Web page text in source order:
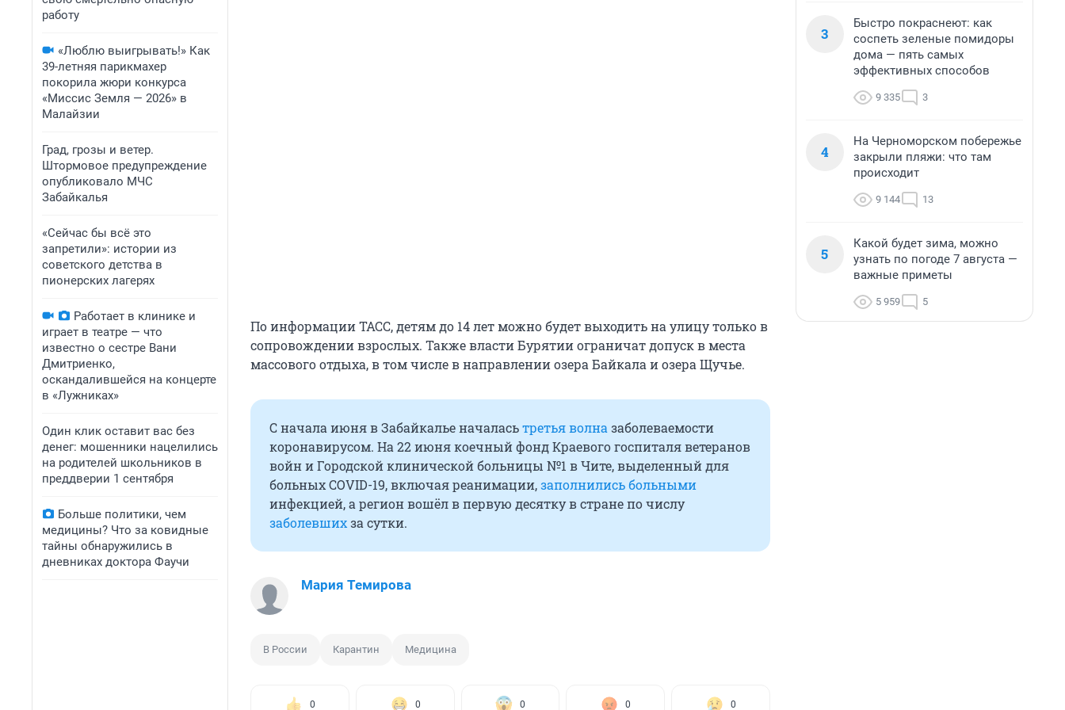
работу
«Люблю выигрывать!» Как
39-летняя парикмахер
покорила жюри конкурса
«Миссис Земля — 2026» в
Малайзии
Град, грозы и ветер.
Штормовое предупреждение
опубликовало МЧС
Забайкалья
«Сейчас бы всё это
запретили»: истории из
советского детства в
пионерских лагерях
Работает в клинике и
играет в театре — что
известно о сестре Вани
Дмитриенко,
оскандалившейся на концерте
в «Лужниках»
Один клик оставит вас без
денег: мошенники нацелились
на родителей школьников в
преддверии 1 сентября
Больше политики, чем
медицины? Что за ковидные
тайны обнаружились в
дневниках доктора Фаучи
По информации ТАСС, детям до 14 лет можно будет выходить на улицу только в
сопровождении взрослых. Также власти Бурятии ограничат допуск в места
массового отдыха, в том числе в направлении озера Байкала и озера Щучье.
С начала июня в Забайкалье началасьтретья волна заболеваемости
коронавирусом. На 22 июня коечный фонд Краевого госпиталя ветеранов
войн и Городской клинической больницы №1 в Чите, выделенный для
больных COVID-19, включая реанимации,заполнились больными
инфекцией, а регион вошёл в первую десятку в стране по числу
заболевшихза сутки.
Мария Темирова
В России Карантин Медицина
0 0 0 0 0
3
Быстро покраснеют: как
соспеть зеленые помидоры
дома — пять самых
эффективных способов
9 335 3
4
На Черноморском побережье
закрыли пляжи: что там
происходит
9 144 13
5
Какой будет зима, можно
узнать по погоде 7 августа —
важные приметы
5 959 5